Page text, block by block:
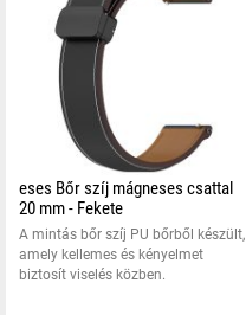
eses Bőr szíj mágneses csattal
20 mm - Fekete
A mintás bőr szíj PU bőrből készült,
amely kellemes és kényelmet
biztosít viselés közben.